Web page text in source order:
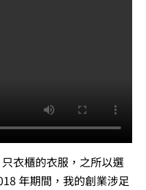
衣櫃的衣服，之所以選
年期間，我的創業涉足